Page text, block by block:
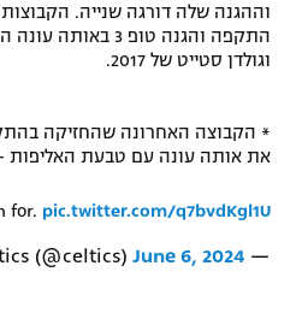
המגזין
וההגנה שלה דורגה שנייה.
וגולדן סטייט של 2017.
* הקבוצה האחרונה שהחזיקה
את אותה עונה עם טבעת האליפות –
for. pic.twitter.com/q7bvdKgl1U
— Boston Celtics (@celtics)
June 6, 2024